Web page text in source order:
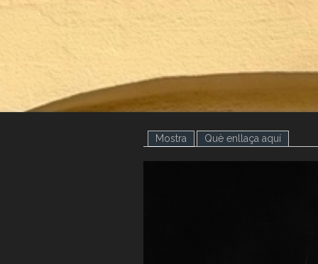
.
Mostra (pestanya activa)
Què enllaça aquí